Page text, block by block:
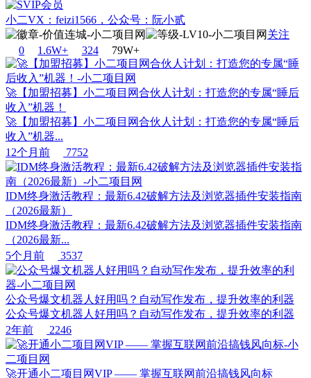
小二VX：feizi1566，公众号：阮小贰
关注
0
1.6W+ 324 79W+
🚀【加盟招募】小二项目网合伙人计划：打造您的专属“睡后
收入”机器！
🚀【加盟招募】小二项目网合伙人计划：打造您的专属“睡后
收入”机器...
12个月前
7752
IDM终身激活教程：最新6.42破解方法及浏览器插件安装指南
（2026最新）
IDM终身激活教程：最新6.42破解方法及浏览器插件安装指南
（2026最新...
5个月前
3537
公众号爆文机器人好用吗？自动写作发布，提升效率的利器
公众号爆文机器人好用吗？自动写作发布，提升效率的利器
2年前
2246
🚀开通小二项目网VIP —— 掌握互联网前沿搞钱风向标